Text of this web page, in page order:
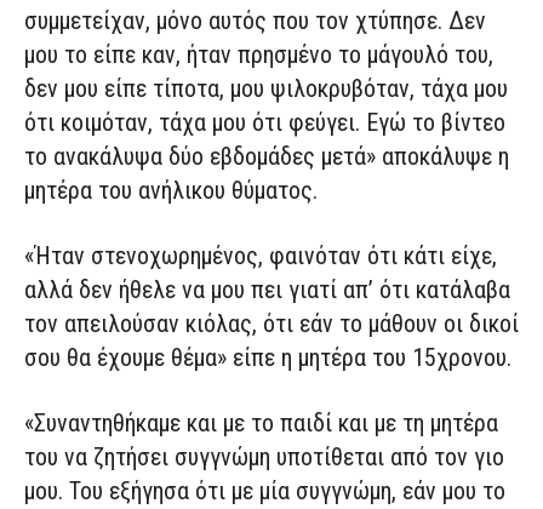
συμμετείχαν, μόνο αυτός που τον χτύπησε. Δεν
μου το είπε καν, ήταν πρησμένο το μάγουλό του,
δεν μου είπε τίποτα, μου ψιλοκρυβόταν, τάχα μου
ότι κοιμόταν, τάχα μου ότι φεύγει. Εγώ το βίντεο
το ανακάλυψα δύο εβδομάδες μετά» αποκάλυψε η
μητέρα του ανήλικου θύματος.
«Ήταν στενοχωρημένος, φαινόταν ότι κάτι είχε,
αλλά δεν ήθελε να μου πει γιατί απ’ ότι κατάλαβα
τον απειλούσαν κιόλας, ότι εάν το μάθουν οι δικοί
σου θα έχουμε θέμα» είπε η μητέρα του 15χρονου.
«Συναντηθήκαμε και με το παιδί και με τη μητέρα
του να ζητήσει συγγνώμη υποτίθεται από τον γιο
μου. Του εξήγησα ότι με μία συγγνώμη, εάν μου το